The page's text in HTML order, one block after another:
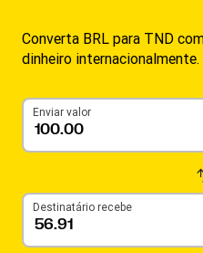
Converta BRL para TND
dinheiro internacionalmente.
Enviar valor
Destinatário recebe